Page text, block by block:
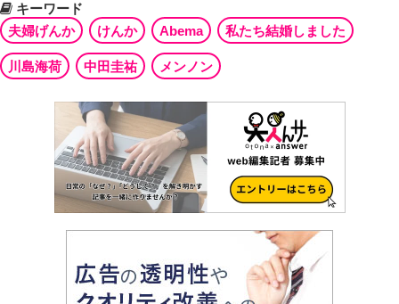
キーワード
夫婦げんか
けんか Abema 私たち結婚しました
川島海荷 中田圭祐 メンノン